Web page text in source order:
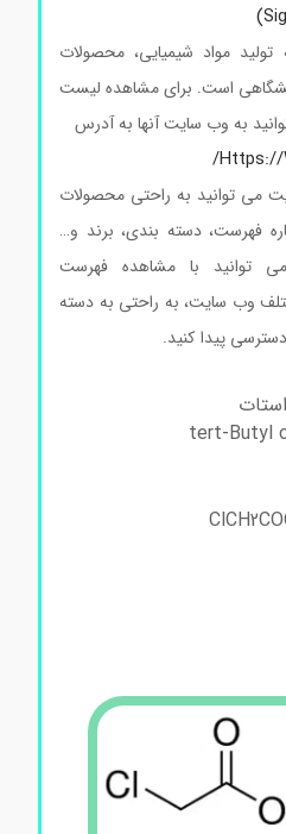
مواد شیمیایی، محصولات
است. برای مشاهده لیست
به وب سایت آنها به آدرس
توانید به راحتی محصولات
دسته بندی، برند و…
با مشاهده فهرست
سایت، به راحتی به دسته
پیدا کنید.ترت بوتیل کلرو